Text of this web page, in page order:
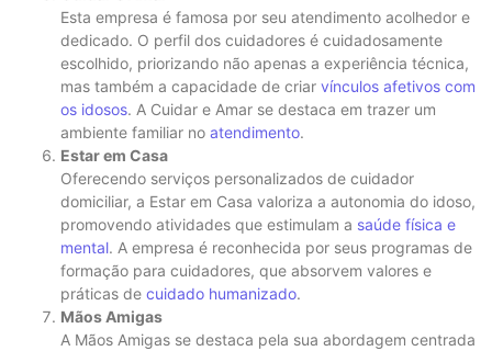
Esta empresa é famosa por seu atendimento acolhedor e
dedicado. O perfil dos cuidadores é cuidadosamente
escolhido, priorizando não apenas a experiência técnica,
mas também a capacidade de criar vínculos afetivos com
os idosos. A Cuidar e Amar se destaca em trazer um
ambiente familiar no atendimento.
Estar em Casa
Oferecendo serviços personalizados de cuidador
domiciliar, a Estar em Casa valoriza a autonomia do idoso,
promovendo atividades que estimulam a saúde física e
mental. A empresa é reconhecida por seus programas de
formação para cuidadores, que absorvem valores e
práticas de cuidado humanizado.
Mãos Amigas
A Mãos Amigas se destaca pela sua abordagem centrada